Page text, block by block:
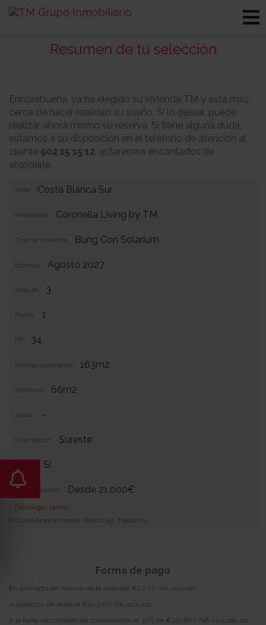
Resumen de tu selección
Enhorabuena, ya ha elegido su vivienda TM y está más
cerca de hacer realidad su sueño. Si lo desea, puede
realizar ahora mismo su reserva. Si tiene alguna duda,
estamos a su disposición en el teléfono de atención al
cliente 902 15 15 12, estaremos encantados de
atenderle.
Área: Costa Blanca Sur
Promoción: Coronella Living by TM
Tipo de vivienda: Bung Con Solarium
Entrega: Agosto 2027
Bloque: 3
Planta: 1
Nº: 34
Metros cuadrados: 163m2
Solarium: 66m2
Jardin: -
Orientacion: Sureste
Si
Equipamiento: Desde 21.000€
Descargar planos
Incluye Aparcamiento Abierto 49, Trastero 1
Forma de pago
En concepto de reserva de la vivienda €1.000 IVA incluido
Ampliación de reserva €10.000 IVA incluido
A la firma del contrato de compraventa el 30% de €415.800 IVA incluido, es